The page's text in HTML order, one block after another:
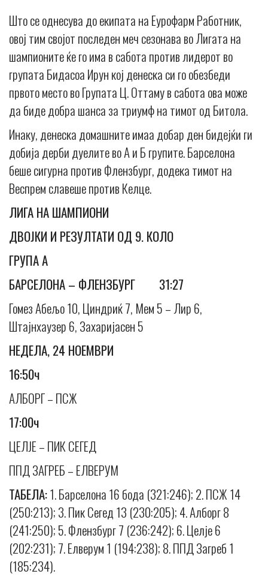
Што се однесува до екипата на Еурофарм Работник,
овој тим својот последен меч сезонава во Лигата на
шампионите ќе го има в сабота против лидерот во
групата Бидасоа Ирун кој денеска си го обезбеди
првото место во Групата Ц. Оттаму в сабота ова може
да биде добра шанса за триумф на тимот од Битола.
Инаку, денеска домашните имаа добар ден бидејќи ги
добија дерби дуелите во А и Б групите. Барселона
беше сигурна против Флензбург, додека тимот на
Веспрем славеше против Келце.
ЛИГА НА ШАМПИОНИ
ДВОЈКИ И РЕЗУЛТАТИ ОД 9. КОЛО
ГРУПА А
БАРСЕЛОНА – ФЛЕНЗБУРГ 31:27
Гомез Абељо 10, Циндриќ 7, Мем 5 – Лир 6,
Штајнхаузер 6, Захаријасен 5
НЕДЕЛА, 24 НОЕМВРИ
16:50ч
АЛБОРГ – ПСЖ
17:00ч
ЦЕЛЈЕ – ПИК СЕГЕД
ППД ЗАГРЕБ – ЕЛВЕРУМ
ТАБЕЛА:1. Барселона 16 бода (321:246); 2. ПСЖ 14
(250:213); 3. Пик Сегед 13 (230:205); 4. Алборг 8
(241:250); 5. Флензбург 7 (236:242); 6. Целје 6
(202:231); 7. Елверум 1 (194:238); 8. ППД Загреб 1
(185:234).